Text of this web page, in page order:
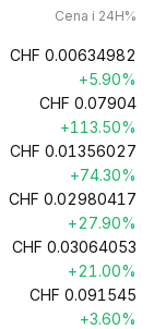
Cena i 24H%
CHF 0.00634982
+5.90%
CHF 0.07904
+113.50%
CHF 0.01356027
+74.30%
CHF 0.02980417
+27.90%
CHF 0.03064053
+21.00%
CHF 0.091545
+3.60%